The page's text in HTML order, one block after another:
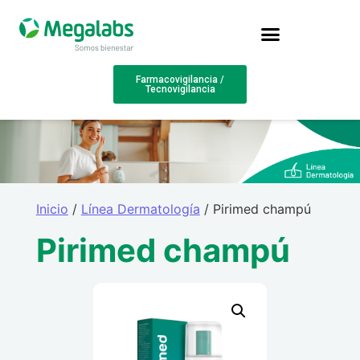
Farmacovigilancia /
Tecnovigilancia
Inicio / Línea Dermatología / Pirimed champú
Pirimed champú